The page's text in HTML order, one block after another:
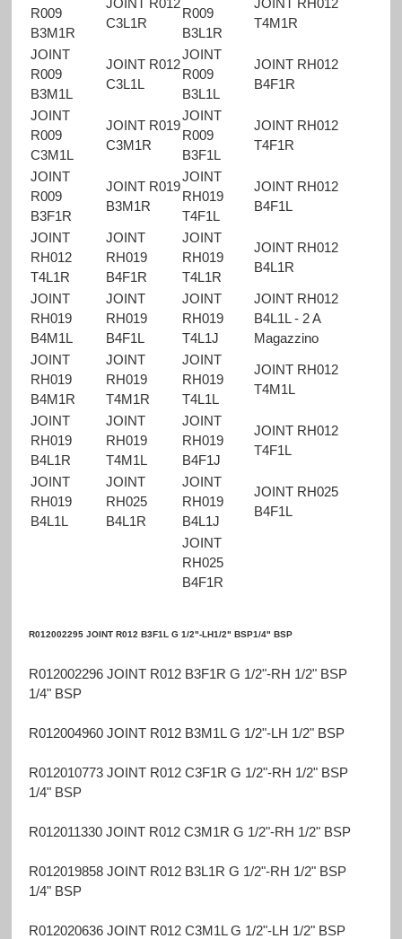
R009
B3M1R
C3L1R
R009
B3L1R
T4M1R
JOINT
R009
B3M1L
JOINT R012
C3L1L
JOINT
R009
B3L1L
JOINT RH012
B4F1R
JOINT
R009
C3M1L
JOINT R019
C3M1R
JOINT
R009
B3F1L
JOINT RH012
T4F1R
JOINT
R009
B3F1R
JOINT R019
B3M1R
JOINT
RH019
T4F1L
JOINT RH012
B4F1L
JOINT
RH012
T4L1R
JOINT
RH019
B4F1R
JOINT
RH019
T4L1R
JOINT RH012
B4L1R
JOINT
RH019
B4M1L
JOINT
RH019
B4F1L
JOINT
RH019
T4L1J
JOINT RH012
B4L1L - 2 A
Magazzino
JOINT
RH019
B4M1R
JOINT
RH019
T4M1R
JOINT
RH019
T4L1L
JOINT RH012
T4M1L
JOINT
RH019
B4L1R
JOINT
RH019
T4M1L
JOINT
RH019
B4F1J
JOINT RH012
T4F1L
JOINT
RH019
B4L1L
JOINT
RH025
B4L1R
JOINT
RH019
B4L1J
JOINT RH025
B4F1L
JOINT
RH025
B4F1R
R012002295 JOINT R012 B3F1L G 1/2"-LH1/2" BSP1/4" BSP
R012002296 JOINT R012 B3F1R G 1/2"-RH 1/2" BSP
1/4" BSP
R012004960 JOINT R012 B3M1L G 1/2"-LH 1/2" BSP
R012010773 JOINT R012 C3F1R G 1/2"-RH 1/2" BSP
1/4" BSP
R012011330 JOINT R012 C3M1R G 1/2"-RH 1/2" BSP
R012019858 JOINT R012 B3L1R G 1/2"-RH 1/2" BSP
1/4" BSP
R012020636 JOINT R012 C3M1L G 1/2"-LH 1/2" BSP